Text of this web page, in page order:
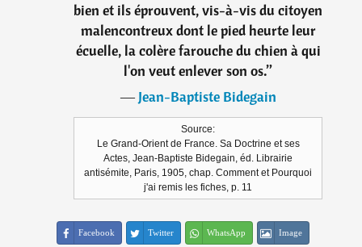
bien et ils éprouvent, vis-à-vis du citoyen
malencontreux dont le pied heurte leur
écuelle, la colère farouche du chien à qui
l'on veut enlever son os.”
―Jean-Baptiste Bidegain
Source:
Le Grand-Orient de France. Sa Doctrine et ses
Actes, Jean-Baptiste Bidegain, éd. Librairie
antisémite, Paris, 1905, chap. Comment et Pourquoi
j'ai remis les fiches, p. 11
Facebook Twitter WhatsApp Image